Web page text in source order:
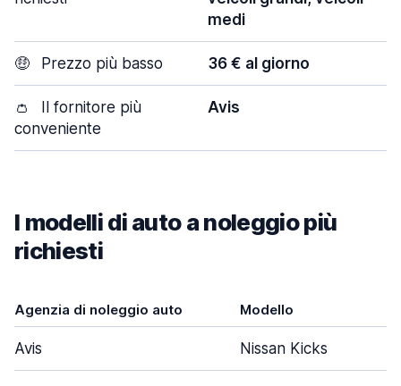
medi
🤑 Prezzo più basso 36 € al giorno
👛
Il fornitore più
conveniente
Avis
I modelli di auto a noleggio più
richiesti
Agenzia di noleggio auto Modello
Avis Nissan Kicks